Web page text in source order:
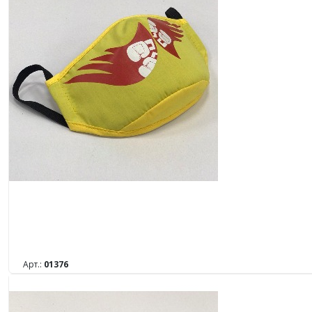
Арт.: 01376